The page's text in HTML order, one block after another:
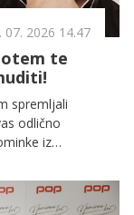
07. 2026 14.47
te
spremljali
odlično
iz
hitro in